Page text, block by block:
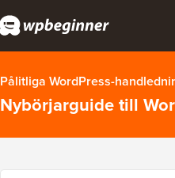
Pålitliga WordPress-
Nybörjarguide till